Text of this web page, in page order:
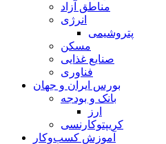
مناطق آزاد
انرژی
پتروشیمی
مسکن
صنایع غذایی
فناوری
بورس ایران و جهان
بانک و بودجه
ارز
کریپتوکارنسی
آموزش کسب‌وکار